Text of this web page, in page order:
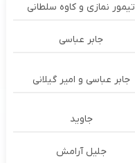
تیمور نمازی و کاوه سلطانی
جابر عباسی
جابر عباسی و امیر گیلانی
جاوید
جلیل آرامش